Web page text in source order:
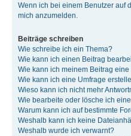
Wenn ich bei einem Benutzer auf
mich anzumelden.
Beiträge schreiben
Wie schreibe ich ein Thema?
Wie kann ich einen Beitrag
Wie kann ich meinem Beitrag
Wie kann ich eine Umfrage
Wieso kann ich nicht mehr
Wie bearbeite oder lösche ich
Warum kann ich auf bestimmte
Weshalb kann ich keine
Weshalb wurde ich verwarnt?